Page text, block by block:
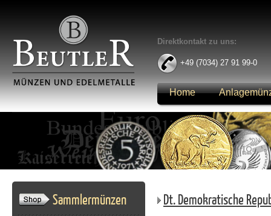
Direktkontakt zu uns:
+49 (7034) 27 91 99-0
Home
Anmelden
Sammlermünzen
Dt. Demokratische